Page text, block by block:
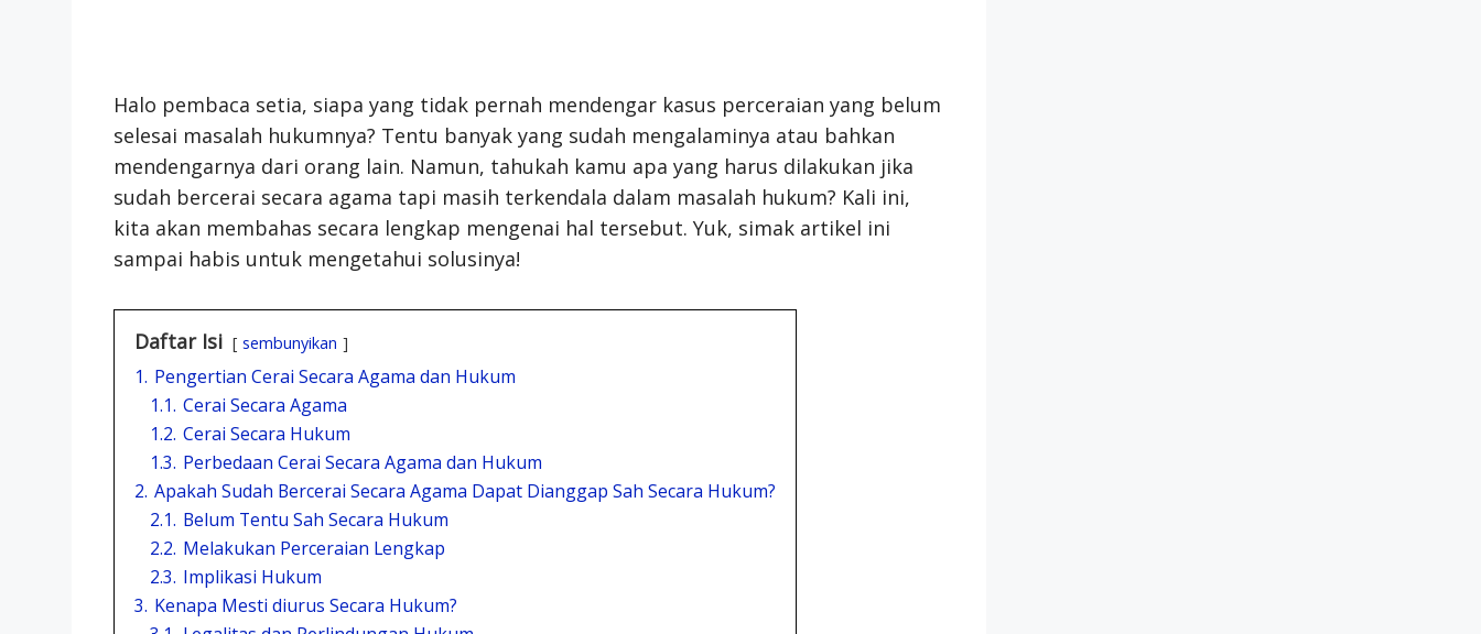
Halo pembaca setia, siapa yang tidak pernah mendengar kasus perceraian yang belum
selesai masalah hukumnya? Tentu banyak yang sudah mengalaminya atau bahkan
mendengarnya dari orang lain. Namun, tahukah kamu apa yang harus dilakukan jika
sudah bercerai secara agama tapi masih terkendala dalam masalah hukum? Kali ini,
kita akan membahas secara lengkap mengenai hal tersebut. Yuk, simak artikel ini
sampai habis untuk mengetahui solusinya!
Daftar Isi sembunyikan
1. Pengertian Cerai Secara Agama dan Hukum
1.1. Cerai Secara Agama
1.2. Cerai Secara Hukum
1.3. Perbedaan Cerai Secara Agama dan Hukum
2. Apakah Sudah Bercerai Secara Agama Dapat Dianggap Sah Secara Hukum?
2.1. Belum Tentu Sah Secara Hukum
2.2. Melakukan Perceraian Lengkap
2.3. Implikasi Hukum
3. Kenapa Mesti diurus Secara Hukum?